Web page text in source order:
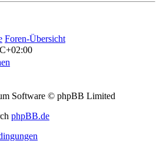
Foren-Übersicht
Software © phpBB Limited
phpBB.de